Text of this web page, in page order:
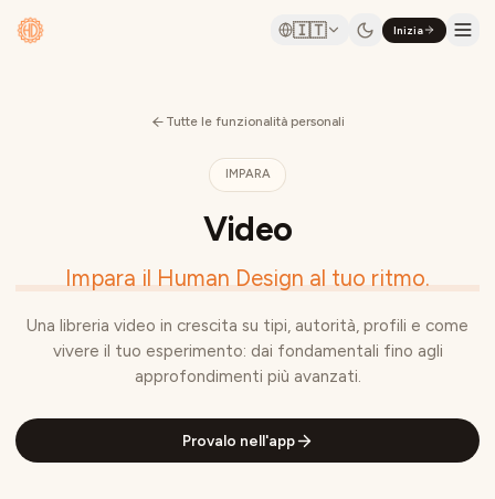
🇮🇹 Inizia
Tutte le funzionalità personali
IMPARA
Video
Impara il Human Design al tuo ritmo.
Una libreria video in crescita su tipi, autorità, profili e come
vivere il tuo esperimento: dai fondamentali fino agli
approfondimenti più avanzati.
Provalo nell'app